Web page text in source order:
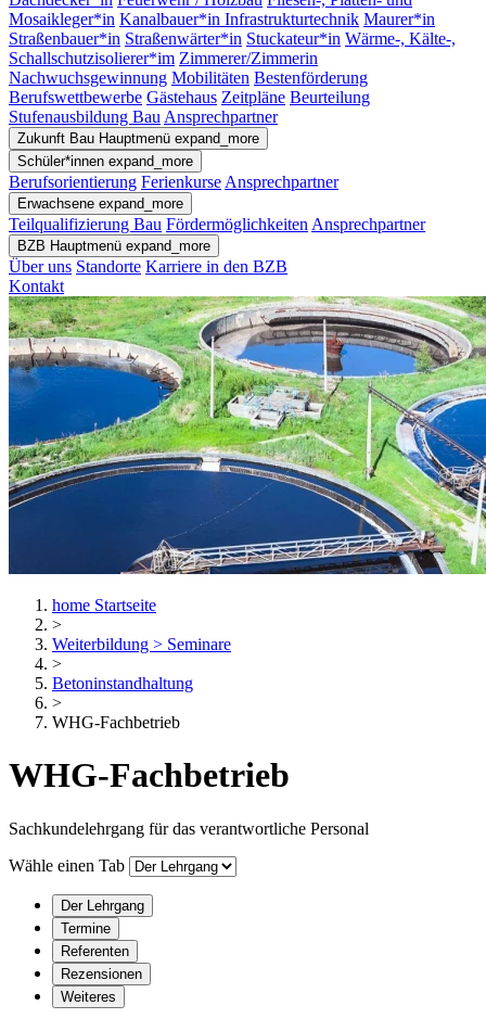
Mosaikleger*in Kanalbauer*in Infrastrukturtechnik Maurer*in
Straßenbauer*in Straßenwärter*in Stuckateur*in Wärme-, Kälte-,
Schallschutzisolierer*im Zimmerer/Zimmerin
Nachwuchsgewinnung Mobilitäten Bestenförderung
Berufswettbewerbe Gästehaus Zeitpläne Beurteilung
Stufenausbildung Bau Ansprechpartner
Zukunft Bau Hauptmenü expand_more
Schüler*innen expand_more
Berufsorientierung Ferienkurse Ansprechpartner
Erwachsene expand_more
Teilqualifizierung Bau Fördermöglichkeiten Ansprechpartner
BZB Hauptmenü expand_more
Über uns Standorte Karriere in den BZB
Kontakt
home Startseite
>
Weiterbildung > Seminare
>
Betoninstandhaltung
>
WHG-Fachbetrieb
WHG-Fachbetrieb
Sachkundelehrgang für das verantwortliche Personal
Wähle einen Tab
Der Lehrgang
Termine
Referenten
Rezensionen
Weiteres